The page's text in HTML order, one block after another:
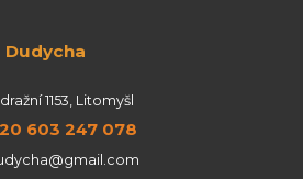
1153, Litomyšl
603 247 078